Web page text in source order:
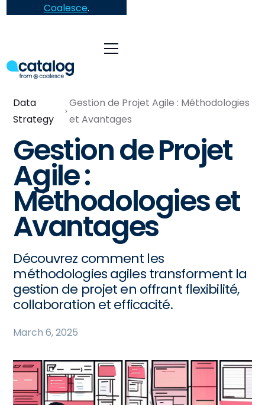
Coalesce.
Data
Strategy
Gestion de Projet Agile : Méthodologies
et Avantages
Gestion de Projet
Agile :
Méthodologies et
Avantages
Découvrez comment les
méthodologies agiles transforment la
gestion de projet en offrant flexibilité,
collaboration et efficacité.
March 6, 2025